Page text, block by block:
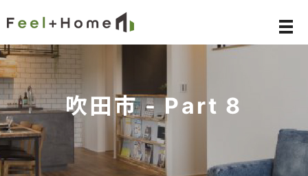
メ
吹田市 - Part 8